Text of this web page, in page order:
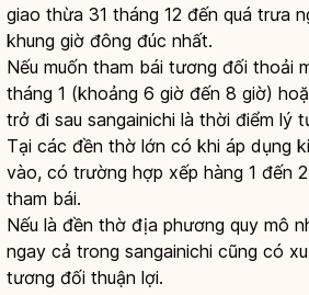
giao thừa 31 tháng 12 đến quá trưa
khung giờ đông đúc nhất.
Nếu muốn tham bái tương đối thoải
tháng 1 (khoảng 6 giờ đến 8 giờ)
trở đi sau sangainichi là thời điểm lý
Tại các đền thờ lớn có khi áp dụng
vào, có trường hợp xếp hàng 1 đến
tham bái.
Nếu là đền thờ địa phương quy mô
ngay cả trong sangainichi cũng có
tương đối thuận lợi.